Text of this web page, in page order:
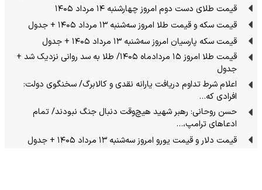
قیمت طلای دست دوم امروز چهارشنبه ۱۴ مرداد ۱۴۰۵
قیمت سکه و قیمت طلا امروز سه‌شنبه ۱۳ مرداد ۱۴۰۵ + جدول
قیمت سکه پارسیان امروز سه‌شنبه ۱۳ مرداد ۱۴۰۵ + جدول
قیمت طلا امروز ۱۵ مردادماه ۱۴۰۵/ طلا به سد روانی نزدیک شد +
جدول
اعلام شرط تداوم دریافت یارانه نقدی و کالابرگ/ سخنگوی دولت:
افرادی که…
حسن روحانی: رهبر شهید هیچ‌وقت دنبال جنگ نبودند/ تمام
ادعاهای ترامپ،…
قیمت دلار و قیمت یورو امروز سه‌شنبه ۱۳ مرداد ۱۴۰۵ + جدول